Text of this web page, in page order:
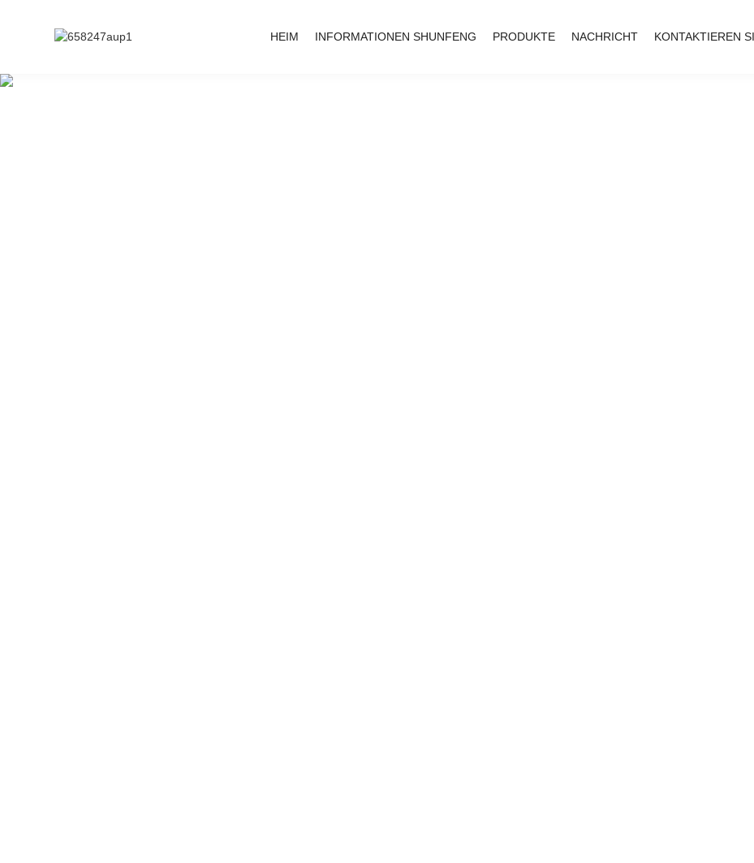
HEIM INFORMATIONEN SHUNFENG PRODUKTE NACHRICHT KONTAKTIEREN